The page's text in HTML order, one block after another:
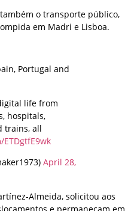
o transporte público,
em Madri e Lisboa.
Portugal and
life from
hospitals,
trains, all
April 28,
Almeida, solicitou aos
e permaneçam em